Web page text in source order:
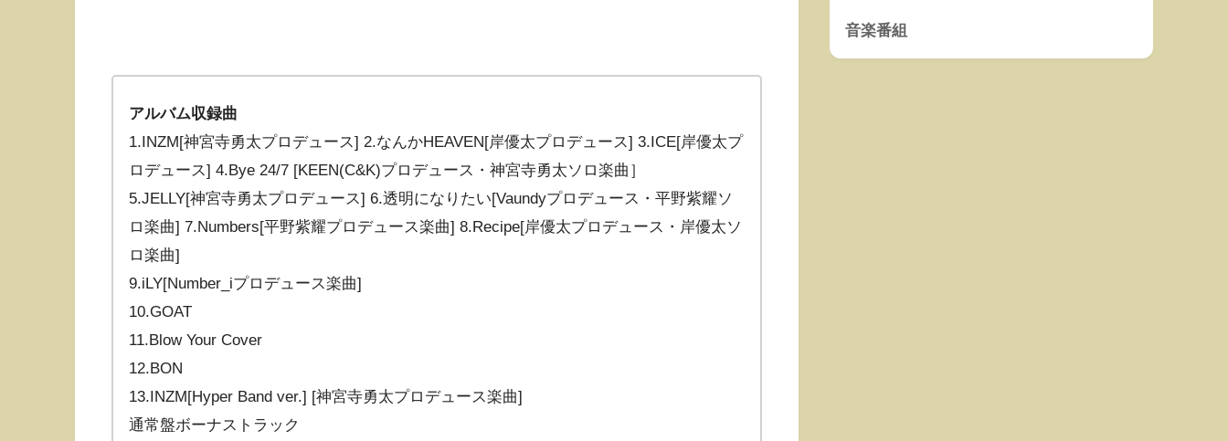
アルバム収録曲
1.INZM[神宮寺勇太プロデュース] 2.なんかHEAVEN[岸優太プロデュース] 3.ICE[岸優太プ
ロデュース] 4.Bye 24/7 [KEEN(C&K)プロデュース・神宮寺勇太ソロ楽曲］
5.JELLY[神宮寺勇太プロデュース] 6.透明になりたい[Vaundyプロデュース・平野紫耀ソ
ロ楽曲] 7.Numbers[平野紫耀プロデュース楽曲] 8.Recipe[岸優太プロデュース・岸優太ソ
ロ楽曲]
9.iLY[Number_iプロデュース楽曲]
10.GOAT
11.Blow Your Cover
12.BON
13.INZM[Hyper Band ver.] [神宮寺勇太プロデュース楽曲]
通常盤ボーナストラック
音楽番組